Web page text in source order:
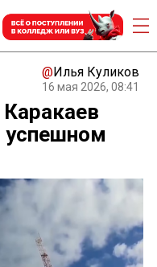
@Илья Куликов
16 мая 2026, 08:41
успешном